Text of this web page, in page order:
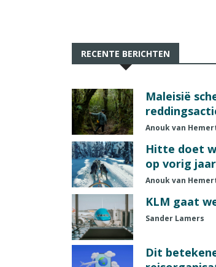
RECENTE BERICHTEN
Maleisië
Anouk van
Hitte doet
op vorig jaar
Anouk van
KLM gaat
Sander Lamers
Dit